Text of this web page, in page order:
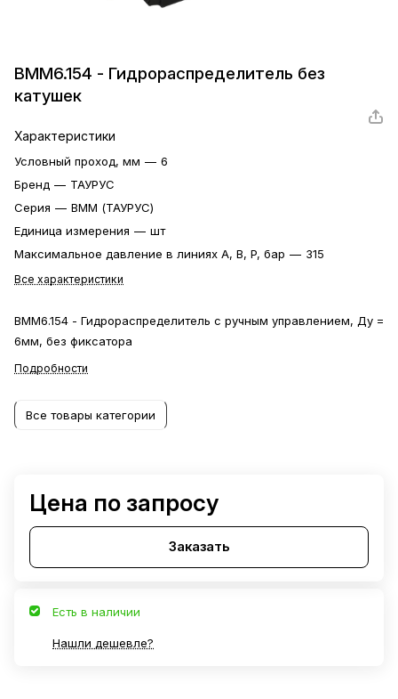
ВММ6.154 - Гидрораспределитель без
катушек
Характеристики
Условный проход, мм — 6
Бренд — ТАУРУС
Серия — ВММ (ТАУРУС)
Единица измерения — шт
Максимальное давление в линиях A, B, P, бар — 315
Все характеристики
ВММ6.154 - Гидрораспределитель с ручным управлением, Ду =
6мм, без фиксатора
Подробности
Все товары категории
Цена по запросу
Заказать
Есть в наличии
Нашли дешевле?